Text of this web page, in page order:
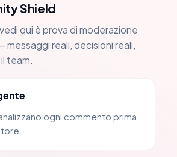
Shield
qui è prova di moderazione
reali, decisioni reali,
team.
ogni commento prima